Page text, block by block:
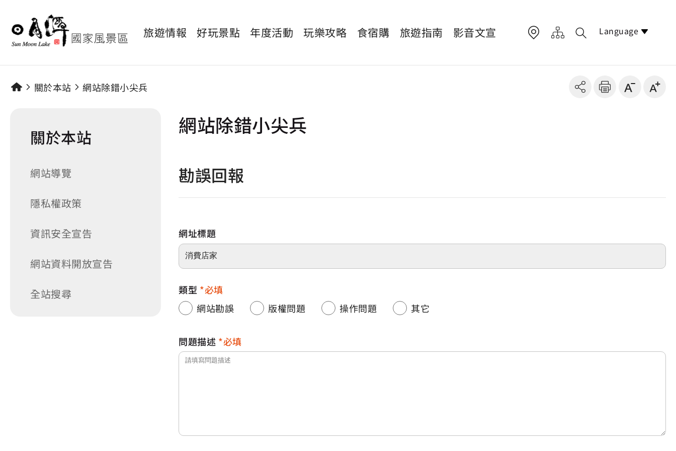
旅遊情報 好玩景點 年度活動 玩樂攻略 食宿購 旅遊指南 影音文宣 Language
關於本站 網站除錯小尖兵
關於本站
網站導覽
隱私權政策
資訊安全宣告
網站資料開放宣告
全站搜尋
網站除錯小尖兵
勘誤回報
網址標題
類型
必填
網站勘誤
版權問題 操作問題 其它
問題描述 必填